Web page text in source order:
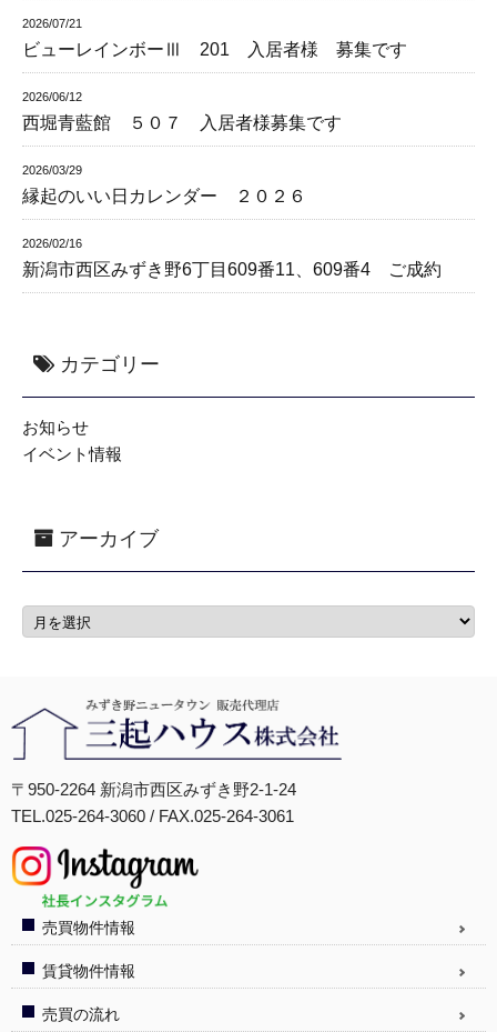
2026/07/21
ビューレインボーⅢ 201 入居者様 募集です
2026/06/12
西堀青藍館 ５０７ 入居者様募集です
2026/03/29
縁起のいい日カレンダー ２０２６
2026/02/16
新潟市西区みずき野6丁目609番11、609番4 ご成約
カテゴリー
お知らせ
イベント情報
アーカイブ
〒950-2264 新潟市西区みずき野2-1-24
TEL.025-264-3060 / FAX.025-264-3061
売買物件情報
賃貸物件情報
売買の流れ